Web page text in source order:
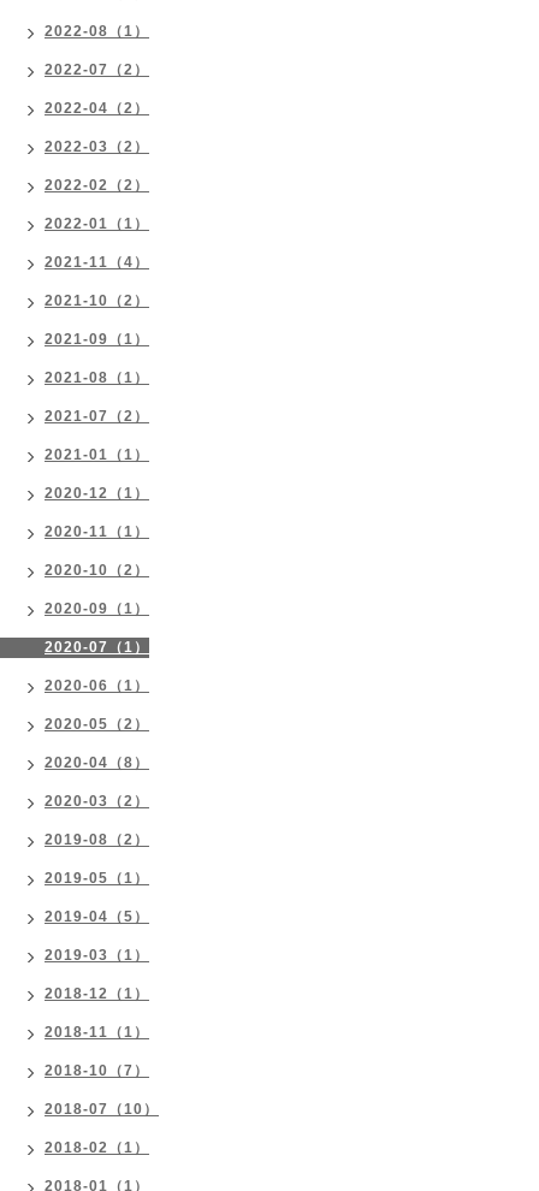
2022-08（1）
2022-07（2）
2022-04（2）
2022-03（2）
2022-02（2）
2022-01（1）
2021-11（4）
2021-10（2）
2021-09（1）
2021-08（1）
2021-07（2）
2021-01（1）
2020-12（1）
2020-11（1）
2020-10（2）
2020-09（1）
2020-07（1）
2020-06（1）
2020-05（2）
2020-04（8）
2020-03（2）
2019-08（2）
2019-05（1）
2019-04（5）
2019-03（1）
2018-12（1）
2018-11（1）
2018-10（7）
2018-07（10）
2018-02（1）
2018-01（1）